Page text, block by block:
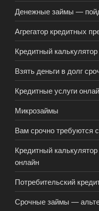
Денежные займы —
Агрегатор кредитных
Кредитный
Взять деньги в долг
Кредитные услуги
Микрозаймы
Вам срочно требуются
Кредитный
онлайн
Потребительский
Срочные займы —